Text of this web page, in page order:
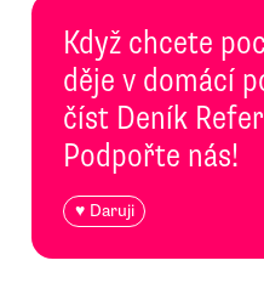
Když chcete
děje v domácí
číst Deník
Podpořte nás!
♥ Daruji